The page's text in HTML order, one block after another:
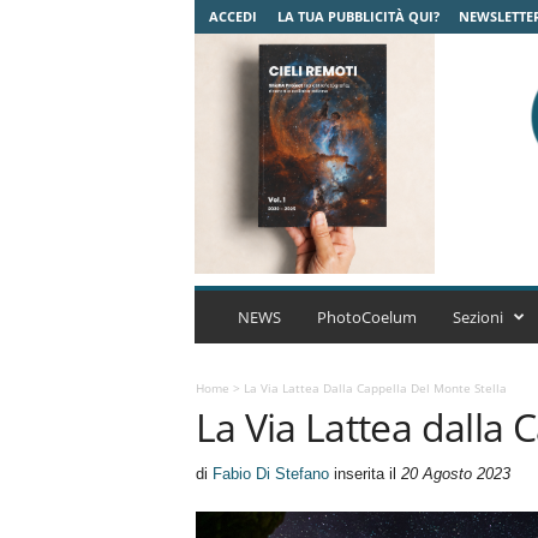
ACCEDI LA TUA PUBBLICITÀ QUI?
C
u
m
A
t
r
NEWS PhotoCoelum Sezioni
Home > La Via Lattea Dalla Cappella Del Monte Stella
La Via Lattea dalla
di Fabio Di Stefanoinserita il 20 Agosto 2023